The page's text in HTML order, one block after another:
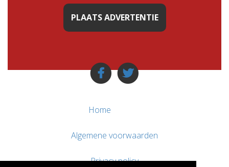
PLAATS ADVERTENTIE
Home
Algemene voorwaarden
Privacy policy